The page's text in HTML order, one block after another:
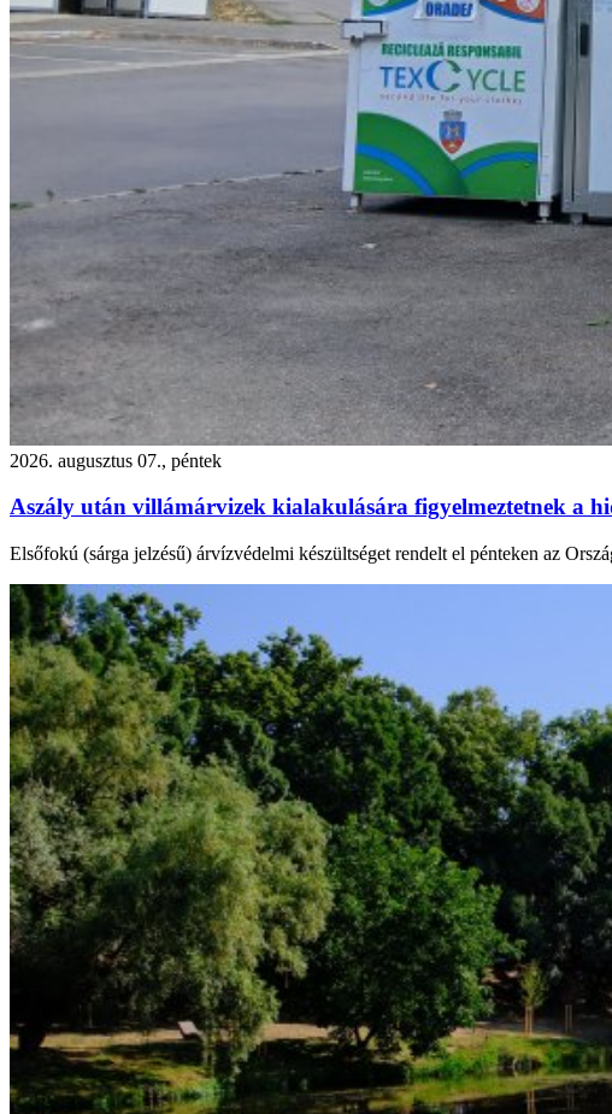
2026. augusztus 07., péntek
Aszály után villámárvizek kialakulására figyelmeztetnek a
Elsőfokú (sárga jelzésű) árvízvédelmi készültséget rendelt el pénteken az